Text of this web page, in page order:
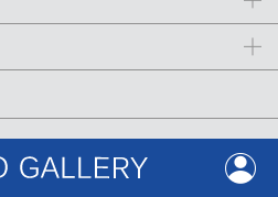
、代金引換、あと払い(ペイディ)、銀
くは
がございます。詳しくは
～2営業日以内にさせていただいてお